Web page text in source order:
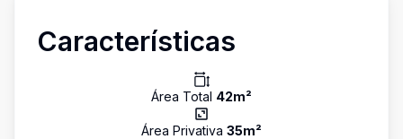
Características
Área Total 42m²
Área Privativa 35m²